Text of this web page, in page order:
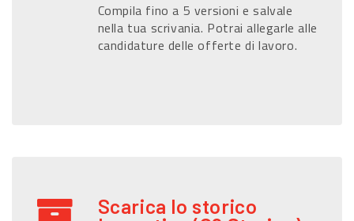
Compila fino a 5 versioni e salvale
nella tua scrivania. Potrai allegarle alle
candidature delle offerte di lavoro.
Scarica lo storico